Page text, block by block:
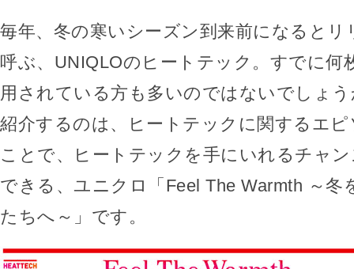
毎年、冬の寒いシーズン到来前になるとリ
呼ぶ、UNIQLOのヒートテック。すでに何
用されている方も多いのではないでしょ
紹介するのは、ヒートテックに関するエ
ことで、ヒートテックを手にいれるチャ
できる、ユニクロ「Feel The Warmth ～冬
たちへ～」です。